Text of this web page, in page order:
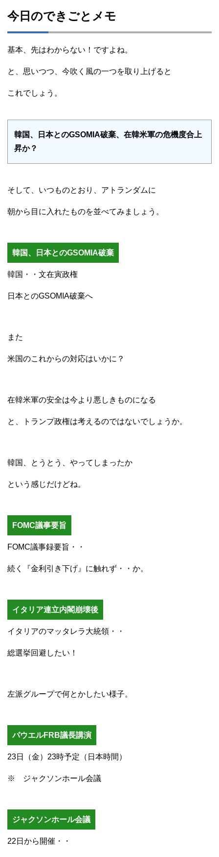
今日のできごとメモ
基本、先はわからない！ですよね。
と、思いつつ、今吹く風の一つを取り上げると
これでしょう。
韓国、日本とのGSOMIA破棄、在韓米軍の危機度合上
昇か？
そして、いつものとおり、アトランダムに
朝から目に入れたものを並べてみましょう。
韓国、日本とのGSOMIA破棄
韓国・・文在寅政権
日本とのGSOMIA破棄へ
また
米国のこれからの対応はいかに？
在韓米軍の安全は今より悪しきものになる
と、トランプ政権は考えるのではないでしょうか。
韓国、とうとう、やってしまったか
という感じだけどね。
FOMC議事要旨
FOMC議事録要旨・・
続く『金利引き下げ』に触れず・・か。
イタリア連立内閣崩壊後
イタリアのマッタレラ大統領・・
総選挙回避したい！
左派グループで何とかしたい様子。
パウエルFRB議長講演
23日（金）23時予定（日本時間）
※ ジャクソンホール会議
ジャクソンホール会議
22日から開催・・